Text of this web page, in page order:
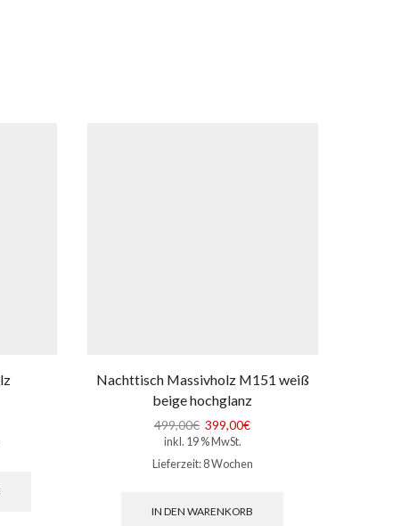
Nachttisch Massivholz M151 weiß
beige hochglanz
499,00€ Ursprünglicher
Preis
war:
399,00€Aktueller
ist:
inkl. 19 % MwSt.
Lieferzeit: 8 Wochen
IN DEN WARENKORB